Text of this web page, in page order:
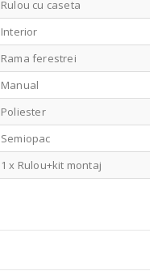
Rulou cu caseta
Interior
Rama ferestrei
Manual
Poliester
Semiopac
1 x Rulou+kit montaj